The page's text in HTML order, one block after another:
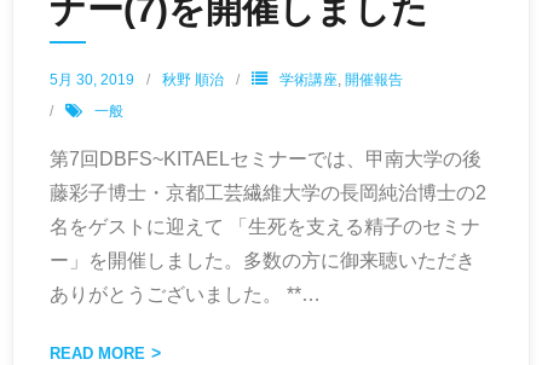
ナー(7)を開催しました
5月 30, 2019 秋野 順治 学術講座, 開催報告
一般
第7回DBFS~KITAELセミナーでは、甲南大学の後
藤彩子博士・京都工芸繊維大学の長岡純治博士の2
名をゲストに迎えて 「生死を支える精子のセミナ
ー」を開催しました。多数の方に御来聴いただき
ありがとうございました。 **…
READ MORE